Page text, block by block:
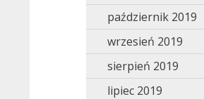
październik 2019
wrzesień 2019
sierpień 2019
lipiec 2019